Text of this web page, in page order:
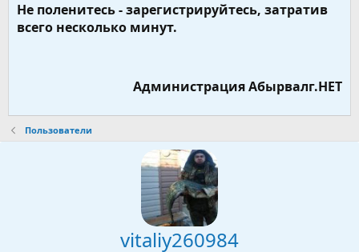
Не поленитесь - зарегистрируйтесь, затратив
всего несколько минут.
Администрация Абырвалг.НЕТ
Пользователи
vitaliy260984